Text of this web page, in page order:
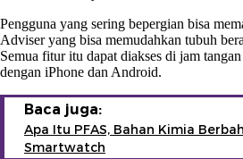
Pengguna yang sering bepergian bisa
Adviser yang bisa memudahkan tubuh
Semua fitur itu dapat diakses di jam
dengan iPhone dan Android.
Baca juga:
Apa Itu PFAS, Bahan Kimia
Smartwatch